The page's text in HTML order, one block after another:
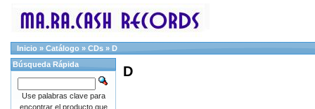
Inicio » Catálogo » CDs » D
D
Búsqueda Rápida
Use palabras clave para
encontrar el producto que